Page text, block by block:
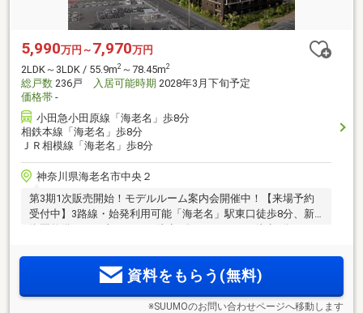
5,990万円～ 7,970万円
2LDK～3LDK / 55.9m2 ～78.45m2
総戸数 236戸 入居可能時期 2028年3月下旬予定
価格帯 -
小田急小田原線「海老名」歩8分
相鉄本線「海老名」歩8分
ＪＲ相模線「海老名」歩8分
神奈川県海老名市中央２
第3期1次販売開始！モデルルーム案内会開催中！【来場予約
受付中】3路線・始発利用可能「海老名」駅東口徒歩8分、新
資料をもらう(無料)
※SUUMOのお問い合わせページへ移動します